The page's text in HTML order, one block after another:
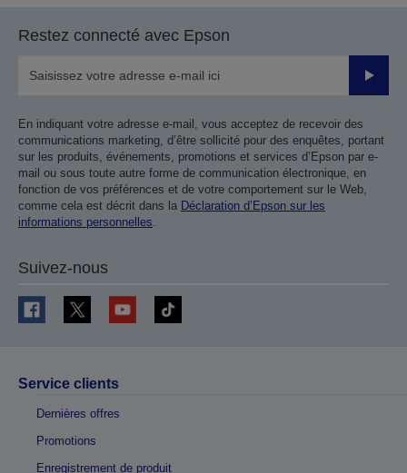
Restez connecté avec Epson
Valider
En indiquant votre adresse e-mail, vous acceptez de recevoir des
communications marketing, d’être sollicité pour des enquêtes, portant
sur les produits, événements, promotions et services d’Epson par e-
mail ou sous toute autre forme de communication électronique, en
fonction de vos préférences et de votre comportement sur le Web,
comme cela est décrit dans la Déclaration d’Epson sur les
informations personnelles.
Suivez-nous
Service clients
Dernières offres
Promotions
Enregistrement de produit